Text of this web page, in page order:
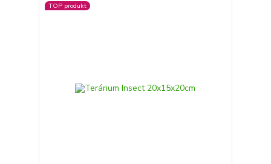
TOP produkt